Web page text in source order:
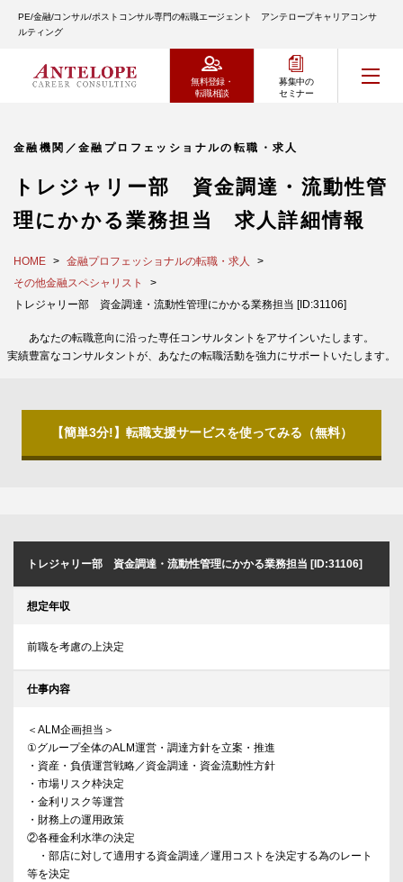
PE/金融/コンサル/ポストコンサル専門の転職エージェント アンテロープキャリアコンサ
ルティング
無料登録・
転職相談
募集中の
セミナー
金融機関／金融プロフェッショナルの転職・求人
トレジャリー部 資金調達・流動性管
理にかかる業務担当 求人詳細情報
HOME
金融プロフェッショナルの転職・求人
その他金融スペシャリスト
トレジャリー部 資金調達・流動性管理にかかる業務担当 [ID:31106]
あなたの転職意向に沿った専任コンサルタントをアサインいたします。
実績豊富なコンサルタントが、あなたの転職活動を強力にサポートいたします。
【簡単3分!】転職支援サービスを使ってみる（無料）
トレジャリー部 資金調達・流動性管理にかかる業務担当 [ID:31106]
想定年収
前職を考慮の上決定
仕事内容
＜ALM企画担当＞
①グループ全体のALM運営・調達方針を立案・推進
・資産・負債運営戦略／資金調達・資金流動性方針
・市場リスク枠決定
・金利リスク等運営
・財務上の運用政策
②各種金利水準の決定
・部店に対して適用する資金調達／運用コストを決定する為のレート
等を決定